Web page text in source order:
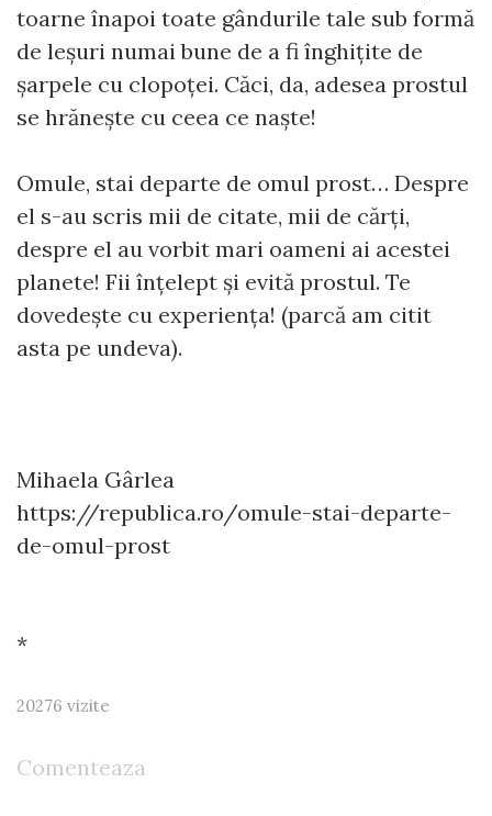
toarne înapoi toate gândurile tale sub formă
de leșuri numai bune de a fi înghițite de
șarpele cu clopoței. Căci, da, adesea prostul
se hrănește cu ceea ce naște!
Omule, stai departe de omul prost… Despre
el s-au scris mii de citate, mii de cărți,
despre el au vorbit mari oameni ai acestei
planete! Fii înțelept și evită prostul. Te
dovedește cu experiența! (parcă am citit
asta pe undeva).
Mihaela Gârlea
https://republica.ro/omule-stai-departe-
de-omul-prost
*
20276 vizite
Comenteaza